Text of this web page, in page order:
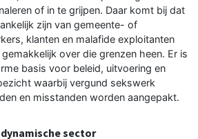
of in te grijpen. Daar komt bij dat
zijn van gemeente- of
klanten en malafide exploitanten
over die grenzen heen. Er is
basis voor beleid, uitvoering en
waarbij vergund sekswerk
en misstanden worden aangepakt.
sector